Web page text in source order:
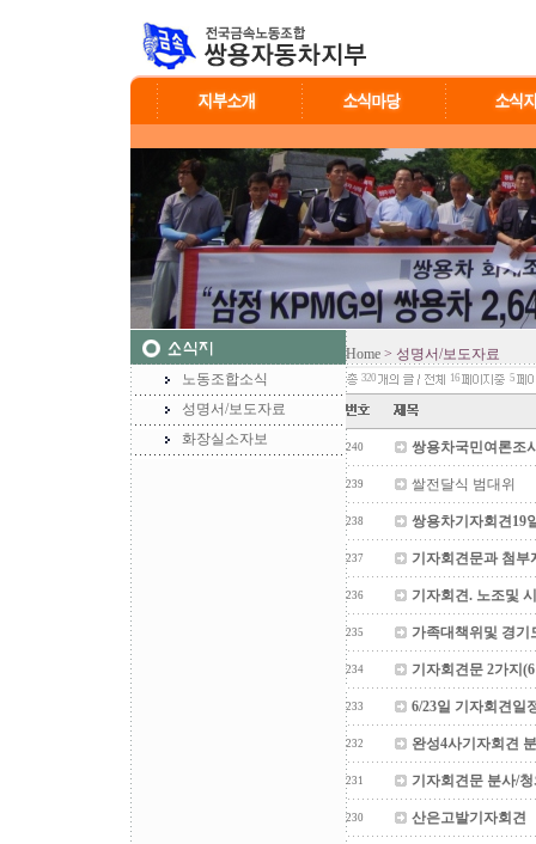
노동조합소식
성명서/보도자료
화장실소자보
Home > 성명서/보도자료
320 16 5
240 쌍용차국민여론조
239 쌀전달식 범대위
238 쌍용차기자회견19
237 기자회견문과 첨부
236 기자회견. 노조및
235 가족대책위및 경기
234 기자회견문 2가지
233 6/23일 기자회견일
232 완성4사기자회견
231 기자회견문 분사/
230 산은고발기자회견